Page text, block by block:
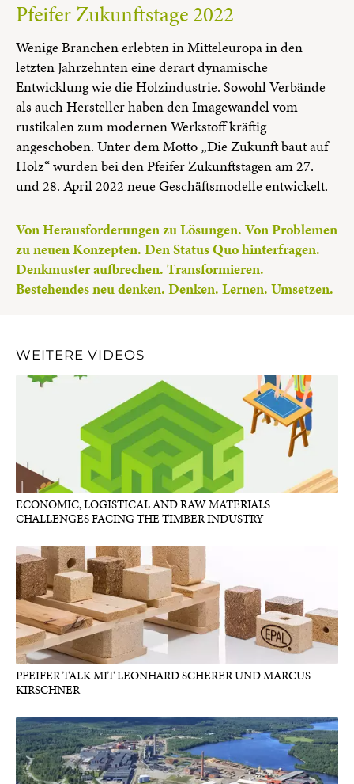
Pfeifer Zukunftstage 2022
Wenige Branchen erlebten in Mitteleuropa in den
letzten Jahrzehnten eine derart dynamische
Entwicklung wie die Holzindustrie. Sowohl Verbände
als auch Hersteller haben den Imagewandel vom
rustikalen zum modernen Werkstoff kräftig
angeschoben. Unter dem Motto „Die Zukunft baut auf
Holz“ wurden bei den Pfeifer Zukunftstagen am 27.
und 28. April 2022 neue Geschäftsmodelle entwickelt.
Von Herausforderungen zu Lösungen. Von Problemen
zu neuen Konzepten. Den Status Quo hinterfragen.
Denkmuster aufbrechen. Transformieren.
Bestehendes neu denken. Denken. Lernen. Umsetzen.
WEITERE VIDEOS
ECONOMIC, LOGISTICAL AND RAW MATERIALS
CHALLENGES FACING THE TIMBER INDUSTRY
PFEIFER TALK MIT LEONHARD SCHERER UND MARCUS
KIRSCHNER